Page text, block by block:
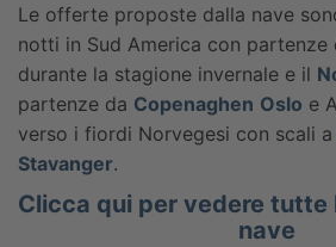
Le offerte proposte dalla nave
notti in Sud America con partenze
durante la stagione invernale e il
partenze da Copenaghen Oslo e
verso i fiordi Norvegesi con scali a
Stavanger.
Clicca qui per vedere tutte
nave